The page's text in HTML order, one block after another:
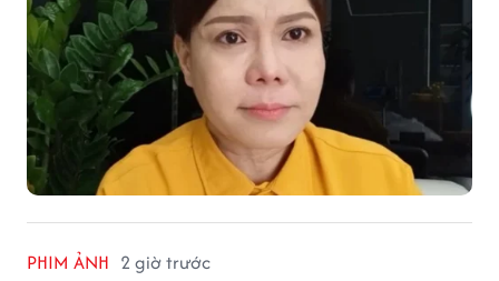
PHIM ẢNH 2 giờ trước